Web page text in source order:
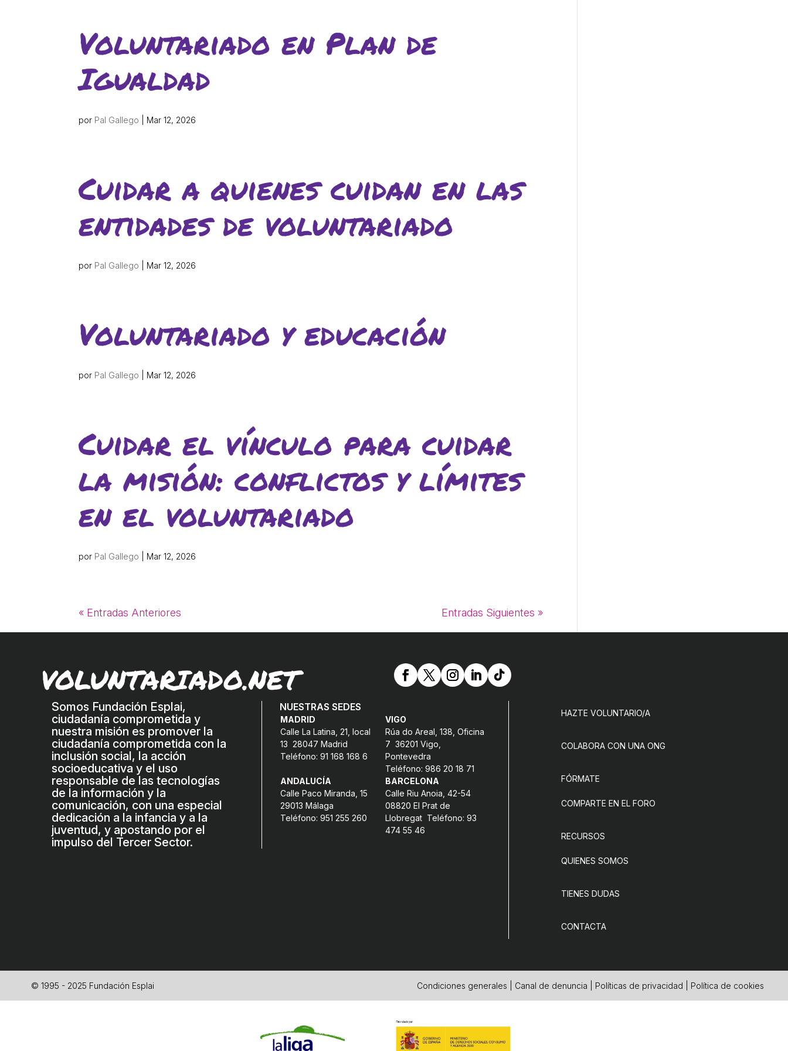
Voluntariado en Plan de
Igualdad
por Pal Gallego Mar 12, 2026
Cuidar a quienes cuidan en las
entidades de voluntariado
por Pal Gallego Mar 12, 2026
Voluntariado y educación
por Pal Gallego Mar 12, 2026
Cuidar el vínculo para cuidar
la misión: conflictos y límites
en el voluntariado
por Pal Gallego Mar 12, 2026
« Entradas Anteriores Entradas Siguientes »
VOLUNTARIADO.NET
Somos Fundación Esplai,
ciudadanía comprometida y
nuestra misión es promover la
ciudadanía comprometida con la
inclusión social, la acción
socioeducativa y el uso
responsable de las tecnologías
de la información y la
comunicación, con una especial
dedicación a la infancia y a la
juventud, y apostando por el
impulso del Tercer Sector.
NUESTRAS SEDES
MADRID
Calle La Latina, 21, local
13 28047 Madrid
Teléfono: 91 168 168 6
VIGO
Rúa do Areal, 138, Oficina
7 36201 Vigo,
Pontevedra
Teléfono: 986 20 18 71
ANDALUCÍA
Calle Paco Miranda, 15
29013 Málaga
Teléfono: 951 255 260
BARCELONA
Calle Riu Anoia, 42-54
08820 El Prat de
Llobregat Teléfono: 93
474 55 46
HAZTE VOLUNTARIO/A
COLABORA CON UNA ONG
FÓRMATE
COMPARTE EN EL FORO
RECURSOS
QUIENES SOMOS
TIENES DUDAS
CONTACTA
© 1995 - 2025 Fundación Esplai Condiciones generales Canal de denuncia Políticas de privacidad Política de cookies